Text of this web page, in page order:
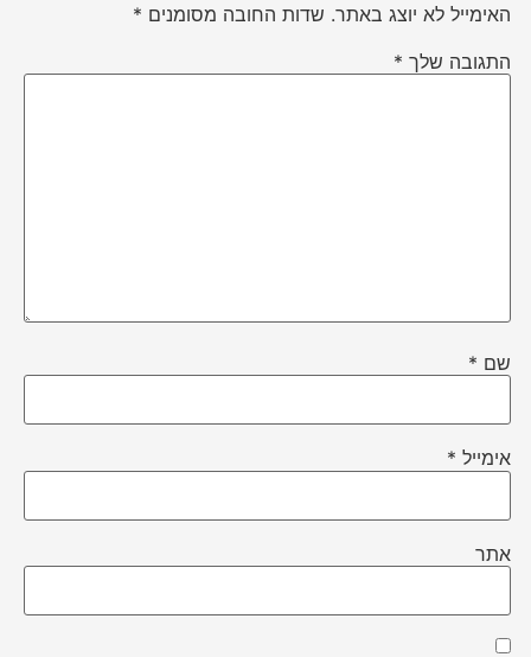
האימייל לא יוצג באתר. שדות החובה מסומנים *
התגובה שלך *
שם *
אימייל *
אתר